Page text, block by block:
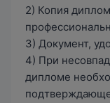
2) Копия
3) Документ,
4) При
дипломе